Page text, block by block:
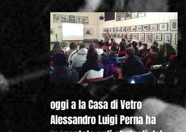
oggi a la Casa di Vetro
Alessandro Luigi Perna ha